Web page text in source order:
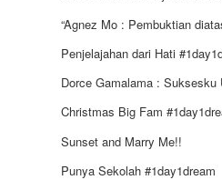
“Agnez Mo : Pembuktian
Penjelajahan dari Hati
Dorce Gamalama : Suksesku
Christmas Big Fam
Sunset and Marry Me!!
Punya Sekolah #1day1dream